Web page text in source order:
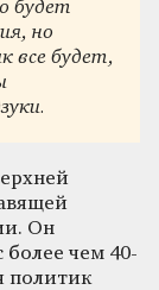
будет
но
все будет,
Он
более чем 40-
политик